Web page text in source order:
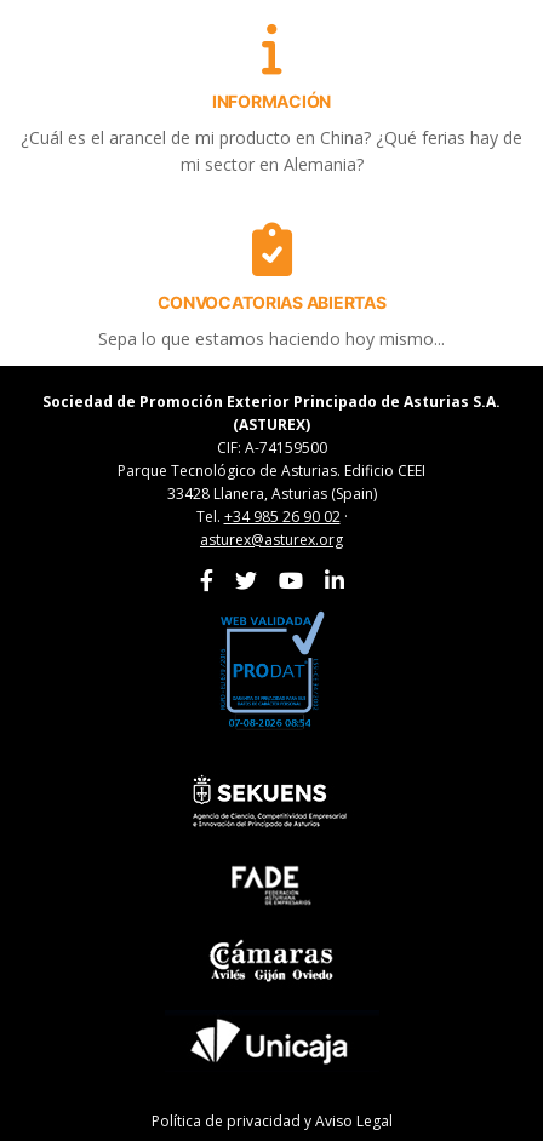
INFORMACIÓN
¿Cuál es el arancel de mi producto en China? ¿Qué ferias hay de
mi sector en Alemania?
CONVOCATORIAS ABIERTAS
Sepa lo que estamos haciendo hoy mismo...
Sociedad de Promoción Exterior Principado de Asturias S.A.
(ASTUREX)
CIF: A-74159500
Parque Tecnológico de Asturias. Edificio CEEI
33428 Llanera, Asturias (Spain)
Tel. +34 985 26 90 02·
asturex@asturex.org
Política de privacidad y Aviso Legal